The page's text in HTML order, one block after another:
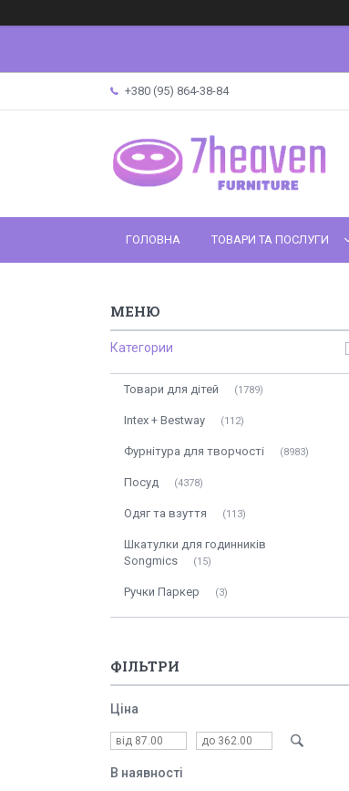
+380 (95) 864-38-84
ГОЛОВНА ТОВАРИ ТА ПОСЛУГИ
Категории
Товари для дітей 1789
Intex + Bestway 112
Фурнітура для творчості 8983
Посуд 4378
Одяг та взуття 113
Шкатулки для годинників
Songmics
15
Ручки Паркер 3
ФІЛЬТРИ
Ціна
В наявності